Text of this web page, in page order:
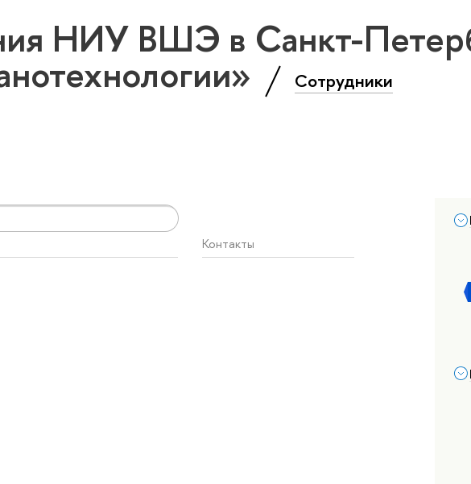
НИУ ВШЭ в Санкт-
Сотрудники
Контакты